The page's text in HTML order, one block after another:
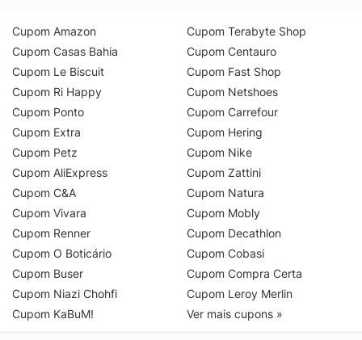
Cupom Amazon
Cupom Casas Bahia
Cupom Le Biscuit
Cupom Ri Happy
Cupom Ponto
Cupom Extra
Cupom Petz
Cupom AliExpress
Cupom C&A
Cupom Vivara
Cupom Renner
Cupom O Boticário
Cupom Buser
Cupom Niazi Chohfi
Cupom KaBuM!
Cupom Terabyte Shop
Cupom Centauro
Cupom Fast Shop
Cupom Netshoes
Cupom Carrefour
Cupom Hering
Cupom Nike
Cupom Zattini
Cupom Natura
Cupom Mobly
Cupom Decathlon
Cupom Cobasi
Cupom Compra Certa
Cupom Leroy Merlin
Ver mais cupons »